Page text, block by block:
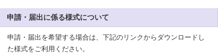
申請・届出に係る様式について
申請・届出を希望する場合は、下記のリンクからダウンロードし
た様式をご利用ください。